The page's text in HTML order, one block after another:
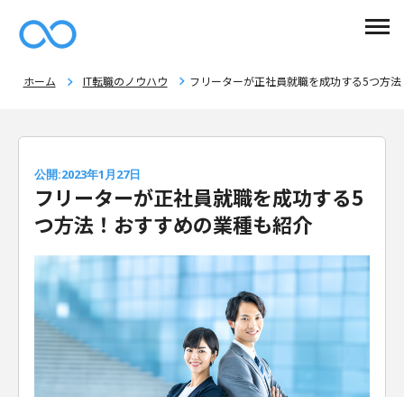
ホーム IT転職のノウハウ フリーターが正社員就職を成功する5つ方
公開:2023年1月27日
フリーターが正社員就職を成功する5
つ方法！おすすめの業種も紹介